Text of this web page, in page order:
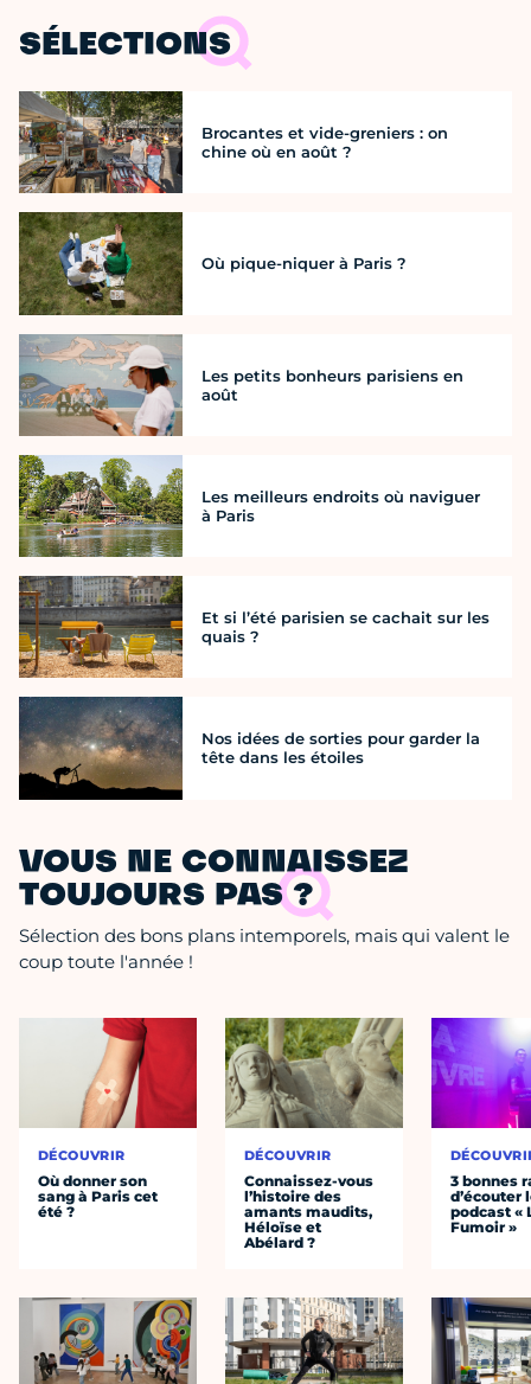
SÉLECTIONS
Brocantes et vide-greniers : on
chine où en août ?
Où pique-niquer à Paris ?
Les petits bonheurs parisiens en
août
Les meilleurs endroits où naviguer
à Paris
Et si l’été parisien se cachait sur les
quais ?
Nos idées de sorties pour garder la
tête dans les étoiles
VOUS NE CONNAISSEZ
TOUJOURS PAS ?
Sélection des bons plans intemporels, mais qui valent le
coup toute l'année !
DÉCOUVRIR
Où donner son
sang à Paris cet
été ?
DÉCOUVRIR
Connaissez-vous
l’histoire des
amants maudits,
Héloïse et
Abélard ?
3 bonnes
d’écouter
podcast «
Fumoir »